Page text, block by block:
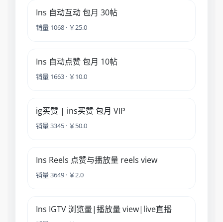
Ins 自动互动 包月 30帖
销量 1068 · ￥25.0
Ins 自动点赞 包月 10帖
销量 1663 · ￥10.0
ig买赞 | ins买赞 包月 VIP
销量 3345 · ￥50.0
Ins Reels 点赞与播放量 reels view
销量 3649 · ￥2.0
Ins IGTV 浏览量|播放量 view|live直播